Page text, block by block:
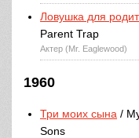
Ловушка для
Parent Trap
Актер (Mr. Eaglewood)
1960
Три моих сына /
Sons